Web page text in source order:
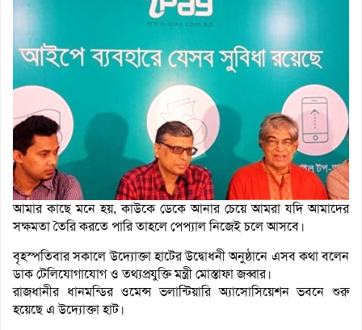
আমার কাছে মনে হয়, কাউকে ডেকে আনার চেয়ে আমরা যদি আমাদের
সক্ষমতা তৈরি করতে পারি তাহলে পেপ্যাল নিজেই চলে আসবে।
বৃহস্পতিবার সকালে উদ্যোক্তা হাটের উদ্বোধনী অনুষ্ঠানে এসব কথা বলেন
ডাক টেলিযোগাযোগ ও তথ্যপ্রযুক্তি মন্ত্রী মোস্তাফা জব্বার।
রাজধানীর ধানমন্ডির ওমেন্স ভলান্টিয়ারি অ্যাসোসিয়েশন ভবনে শুরু
হয়েছে এ উদ্যোক্তা হাট।